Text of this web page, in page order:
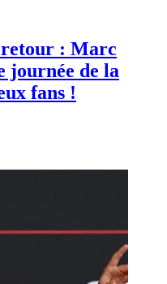
retour : Marc
journée de la
fans !